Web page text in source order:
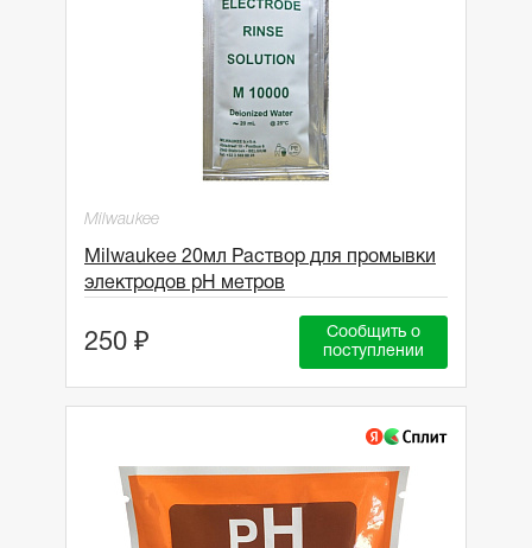
Milwaukee
Milwaukee 20мл Раствор для промывки
электродов рН метров
250 ₽
Сообщить о
поступлении